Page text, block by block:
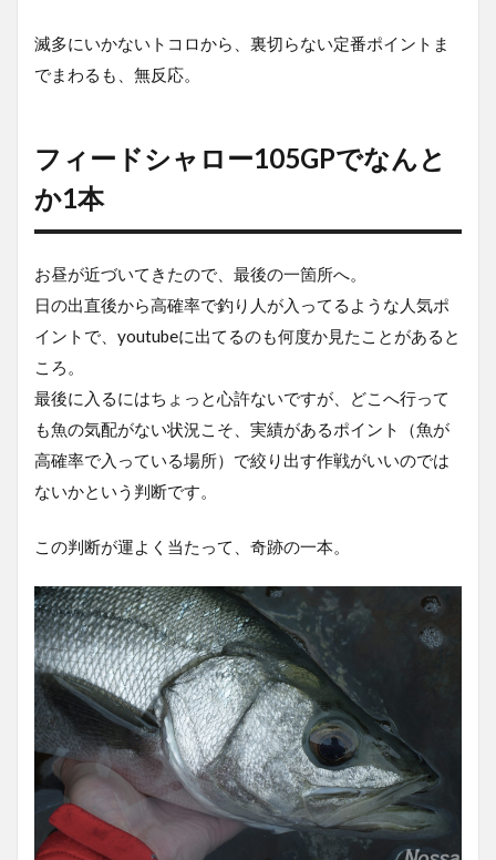
回
の
滅多にいかないトコロから、裏切らない定番ポイントま
でまわるも、無反応。
フィードシャロー105GPでなんと
か1本
お昼が近づいてきたので、最後の一箇所へ。
日の出直後から高確率で釣り人が入ってるような人気ポ
イントで、youtubeに出てるのも何度か見たことがあると
ころ。
最後に入るにはちょっと心許ないですが、どこへ行って
も魚の気配がない状況こそ、実績があるポイント（魚が
高確率で入っている場所）で絞り出す作戦がいいのでは
ないかという判断です。
この判断が運よく当たって、奇跡の一本。